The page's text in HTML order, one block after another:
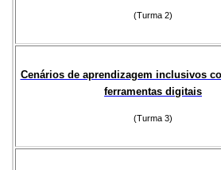
(Turma 2)
Cenários de aprendizagem inclusivos
ferramentas digitais
(Turma 3)